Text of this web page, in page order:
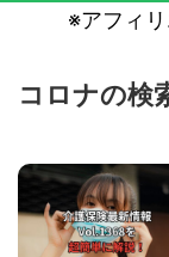
※アフィ
コロナの検